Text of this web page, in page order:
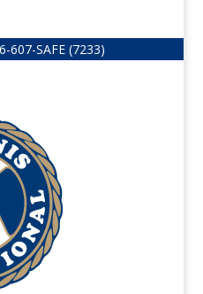
607-SAFE (7233)